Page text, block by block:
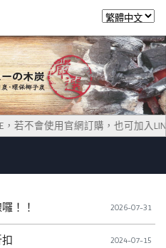
若不會使用官網訂購，也可加入
2026-07-31
！！
2024-07-15